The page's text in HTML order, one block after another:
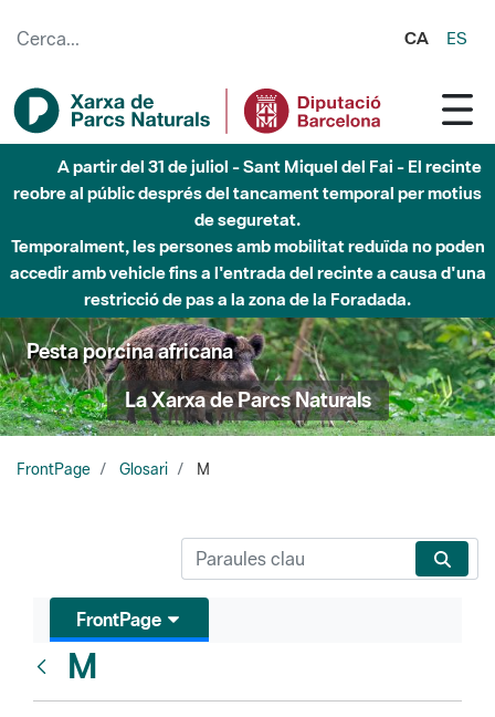
CA ES
A partir del 31 de juliol - Sant Miquel del Fai - El recinte
reobre al públic després del tancament temporal per motius
de seguretat.
Temporalment, les persones amb mobilitat reduïda no poden
accedir amb vehicle fins a l'entrada del recinte a causa d'una
restricció de pas a la zona de la Foradada.
Pesta porcina africana
La Xarxa de Parcs Naturals
FrontPage Glosari M
FrontPage
M